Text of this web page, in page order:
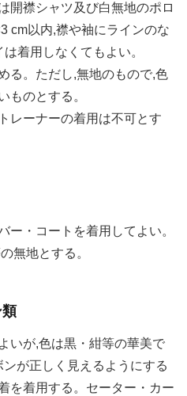
開襟シャツ及び白無地のポロ
cm以内,襟や袖にラインのな
着用しなくてもよい。
る。ただし,無地のもので,色
ものとする。
レーナーの着用は不可とす
・コートを着用してよい。
無地とする。
いが,色は黒・紺等の華美で
が正しく見えるようにする
を着用する。セーター・カー